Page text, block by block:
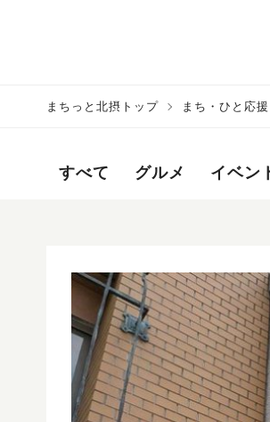
まちっと北摂トップ まち・ひと応援
すべて グルメ イベン